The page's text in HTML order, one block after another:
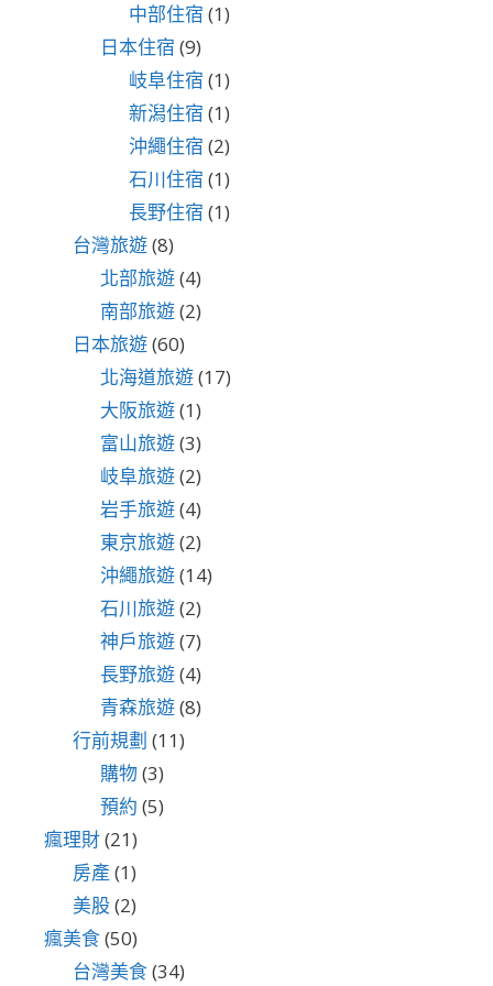
中部住宿 (1)
日本住宿 (9)
岐阜住宿 (1)
新潟住宿 (1)
沖繩住宿 (2)
石川住宿 (1)
長野住宿 (1)
台灣旅遊(8)
北部旅遊(4)
南部旅遊(2)
日本旅遊(60)
北海道旅遊(17)
大阪旅遊(1)
富山旅遊(3)
岐阜旅遊(2)
岩手旅遊(4)
東京旅遊(2)
沖繩旅遊(14)
石川旅遊(2)
神戶旅遊(7)
長野旅遊(4)
青森旅遊(8)
行前規劃 (11)
購物(3)
預約 (5)
瘋理財(21)
房產 (1)
美股(2)
瘋美食(50)
台灣美食(34)